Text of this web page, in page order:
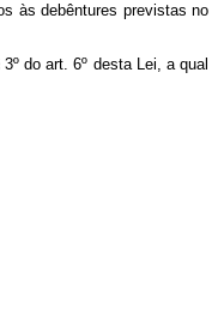
às debêntures previstas no
do art. 6º desta Lei, a qual